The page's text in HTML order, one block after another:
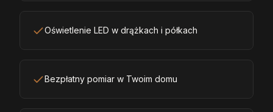
Oświetlenie LED w drążkach i półkach
Bezpłatny pomiar w Twoim domu